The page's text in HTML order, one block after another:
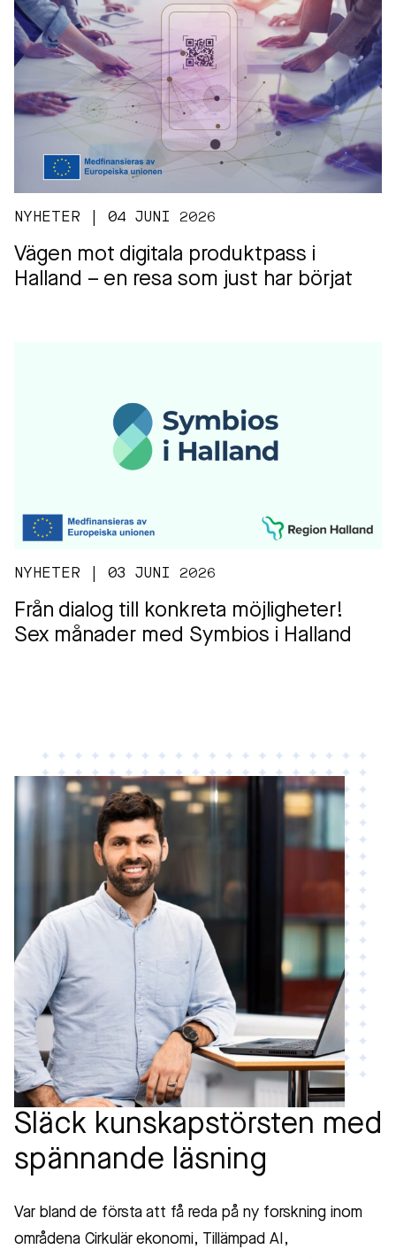
NYHETER | 04 JUNI 2026
Vägen mot digitala produktpass i
Halland – en resa som just har börjat
NYHETER | 03 JUNI 2026
Från dialog till konkreta möjligheter!
Sex månader med Symbios i Halland
Släck kunskapstörsten med
spännande läsning
Var bland de första att få reda på ny forskning inom
områdena Cirkulär ekonomi, Tillämpad AI,